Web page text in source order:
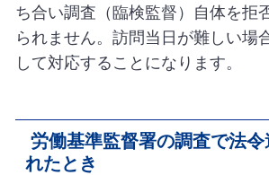
ち合い調査（臨検監督）自体を拒
られません。訪問当日が難しい場
して対応することになります。
労働基準監督署の調査で法令
れたとき